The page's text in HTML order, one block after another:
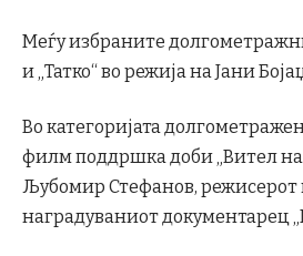
Меѓу избраните
и „Татко“ во режија на Јани
Во категоријата
филм поддршка доби „Вител
Љубомир Стефанов, режисерот
наградуваниот документарец